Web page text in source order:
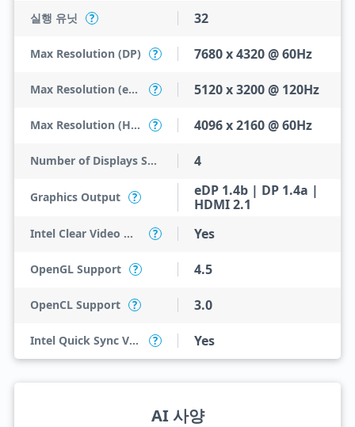
실행 유닛 ? 32
Max Resolution (DP) ? 7680 x 4320 @ 60Hz
Max Resolution (eDP - Integrated Flat Panel) ? 5120 x 3200 @ 120Hz
Max Resolution (HDMI) ? 4096 x 2160 @ 60Hz
Number of Displays Supported 4
Graphics Output ?
eDP 1.4b | DP 1.4a |
HDMI 2.1
Intel Clear Video HD Technology ? Yes
OpenGL Support ? 4.5
OpenCL Support ? 3.0
Intel Quick Sync Video ? Yes
AI 사양